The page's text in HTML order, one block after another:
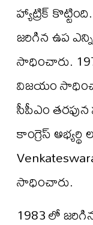
హ్యాట్రిక్
జరిగిన ఉప
సాధించారు.
విజయం
సీపీఎం
కాంగ్రెస్
సాధించారు.
1983 లో